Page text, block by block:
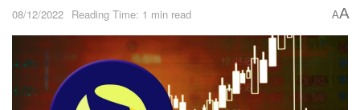
08/12/2022 Reading Time: 1 min read AA